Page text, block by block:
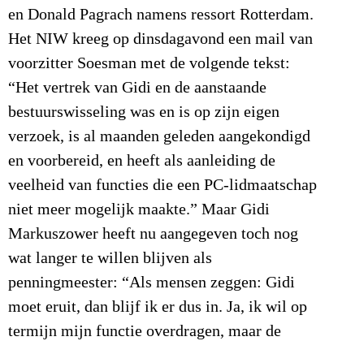
en Donald Pagrach namens ressort Rotterdam.
Het NIW kreeg op dinsdagavond een mail van
voorzitter Soesman met de volgende tekst:
“Het vertrek van Gidi en de aanstaande
bestuurswisseling was en is op zijn eigen
verzoek, is al maanden geleden aangekondigd
en voorbereid, en heeft als aanleiding de
veelheid van functies die een PC-lidmaatschap
niet meer mogelijk maakte.” Maar Gidi
Markuszower heeft nu aangegeven toch nog
wat langer te willen blijven als
penningmeester: “Als mensen zeggen: Gidi
moet eruit, dan blijf ik er dus in. Ja, ik wil op
termijn mijn functie overdragen, maar de